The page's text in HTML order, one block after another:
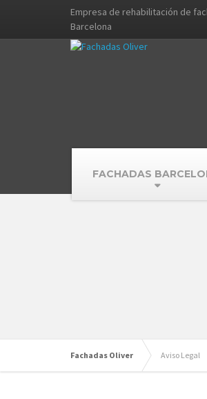
Empresa de rehabilitación de
Barcelona
FACHADAS
Fachadas Oliver Aviso Legal